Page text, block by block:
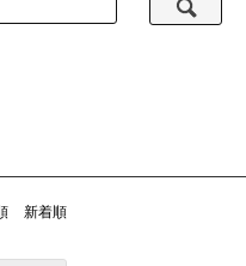
新着順